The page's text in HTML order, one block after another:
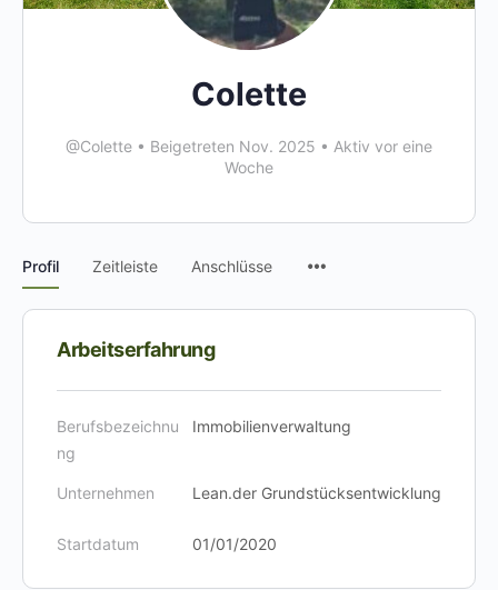
Colette
@Colette • Beigetreten Nov. 2025 • Aktiv vor eine
Woche
Profil Zeitleiste Anschlüsse
Arbeitserfahrung
Berufsbezeichnu
ng
Immobilienverwaltung
Unternehmen Lean.der Grundstücksentwicklung
Startdatum 01/01/2020